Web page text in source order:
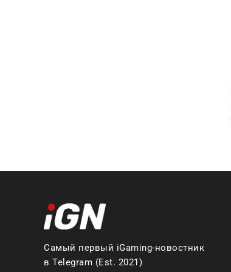
Самый первый iGaming-новостник
в Telegram (Est. 2021)